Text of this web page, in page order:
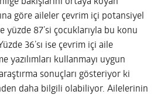
göre aileler çevrim içi potansiyel
yüzde 87’si çocuklarıyla bu konu
36’sı ise çevrim içi aile
yazılımları kullanmayı uygun
sonuçları gösteriyor ki
daha bilgili olabiliyor. Ailelerinin